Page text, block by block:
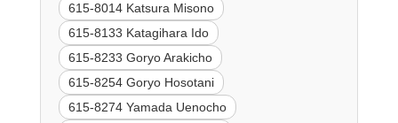
615-8014 Katsura Misono
615-8133 Katagihara Ido
615-8233 Goryo Arakicho
615-8254 Goryo Hosotani
615-8274 Yamada Uenocho